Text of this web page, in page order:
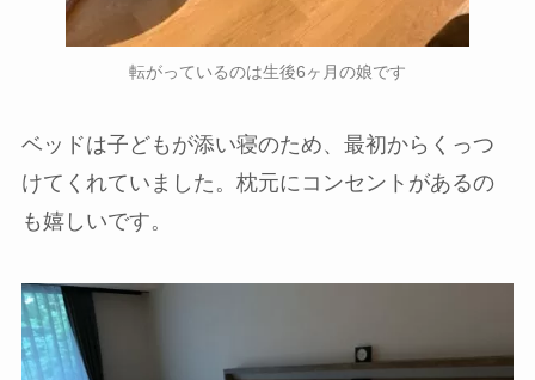
転がっているのは生後6ヶ月の娘です
ベッドは子どもが添い寝のため、最初からくっつ
けてくれていました。枕元にコンセントがあるの
も嬉しいです。